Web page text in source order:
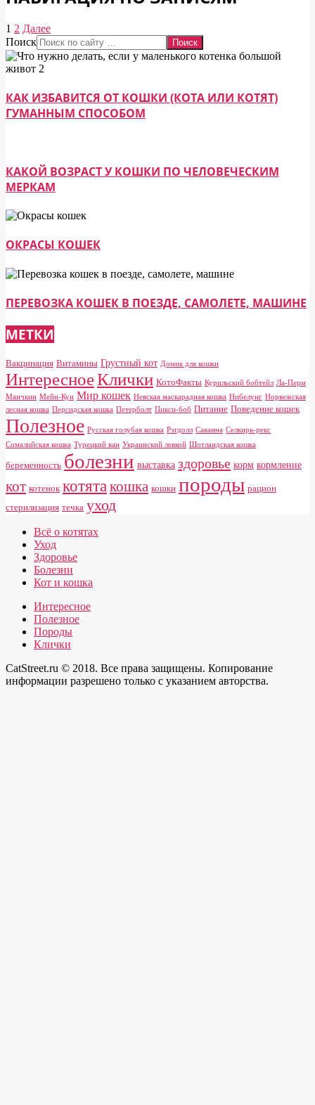
1 2 Далее
Поиск
КАК ИЗБАВИТСЯ ОТ КОШКИ (КОТА ИЛИ КОТЯТ)
ГУМАННЫМ СПОСОБОМ
КАКОЙ ВОЗРАСТ У КОШКИ ПО ЧЕЛОВЕЧЕСКИМ
МЕРКАМ
ОКРАСЫ КОШЕК
ПЕРЕВОЗКА КОШЕК В ПОЕЗДЕ, САМОЛЕТЕ, МАШИНЕ
МЕТКИ
Вакцинация Витамины Грустный кот Домик для кошки
ИнтересноеКлички КотоФакты Курильский бобтейл Ла-Перм
Манчкин Мейн-Кун Мир кошек Невская маскарадная кошка Нибелунг Норвежская
лесная кошка Персидская кошка Петерболт Пикси-боб Питание Поведение кошек
Полезное Русская голубая кошка Рэгдолл Саванна Селкирк-рекс
Сомалийская кошка Турецкий ван Украинский левкой Шотландская кошка
беременность болезни выставка здоровье корм кормление
кот котенок котята кошка кошки породы рацион
стерилизация течка уход
Всё о котятах
Уход
Здоровье
Болезни
Кот и кошка
Интересное
Полезное
Породы
Клички
CatStreet.ru © 2018. Все права защищены. Копирование
информации разрешено только с указанием авторства.